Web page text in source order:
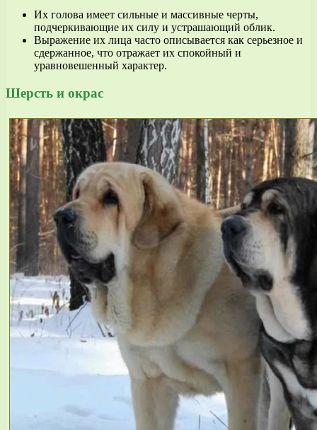
Их голова имеет сильные и массивные черты,
подчеркивающие их силу и устрашающий облик.
Выражение их лица часто описывается как серьезное и
сдержанное, что отражает их спокойный и
уравновешенный характер.
Шерсть и окрас